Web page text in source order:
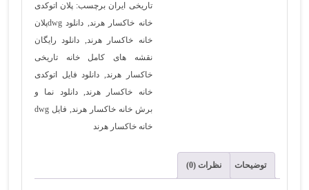
تاریخی ایران برچسب: پلان اتوکدی
خانه خاکسار هرند,
دانلود dwgپلان
خانه خاکسار هرند, دانلود رایگان
نقشه های کامل خانه تاریخی
خاکسار هرند, دانلود فایل اتوکدی
خانه خاکسار هرند,دانلود نما و
برش خانه خاکسار هرند,
فایل dwg
خانه خاکسار هرند
توضیحات نظرات (0)